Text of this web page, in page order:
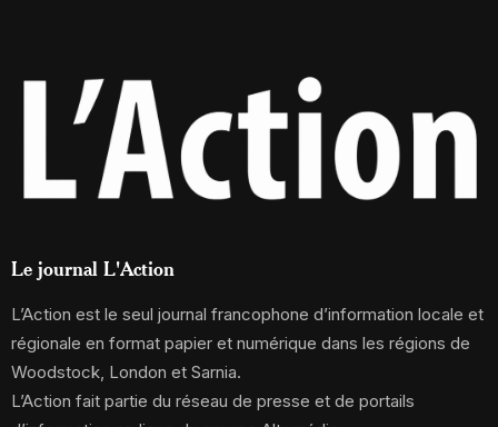
Le journal L'Action
L’Action est le seul journal francophone d’information locale et
régionale en format papier et numérique dans les régions de
Woodstock, London et Sarnia.
L’Action fait partie du réseau de presse et de portails